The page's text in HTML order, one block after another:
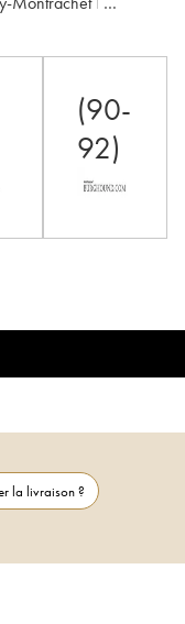
(90-
92)
la livraison ?